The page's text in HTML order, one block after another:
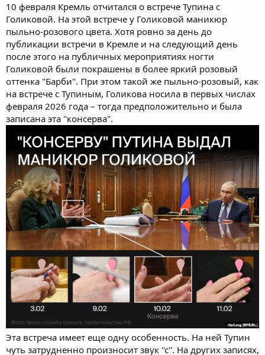
10 февраля Кремль отчитался о встрече Тупина с
Голиковой. На этой встрече у Голиковой маникюр
пыльно-розового цвета. Хотя ровно за день до
публикации встречи в Кремле и на следующий день
после этого на публичных мероприятиях ногти
Голиковой были покрашены в более яркий розовый
оттенка "Барби". При этом такой же пыльно-розовый, как
на встрече с Тупиным, Голикова носила в первых числах
февраля 2026 года – тогда предположительно и была
записана эта "консерва".
Эта встреча имеет еще одну особенность. На ней Тупин
чуть затрудненно произносит звук "с". На других записях,